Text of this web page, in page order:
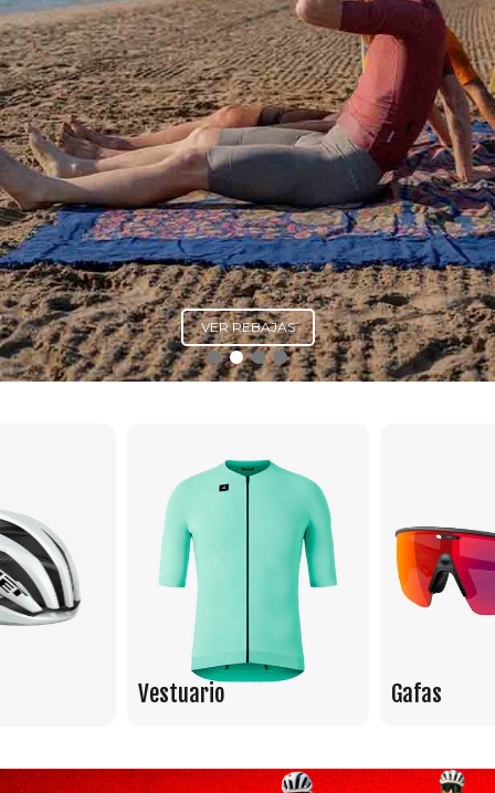
VER REBAJAS
Vestuario Gafas